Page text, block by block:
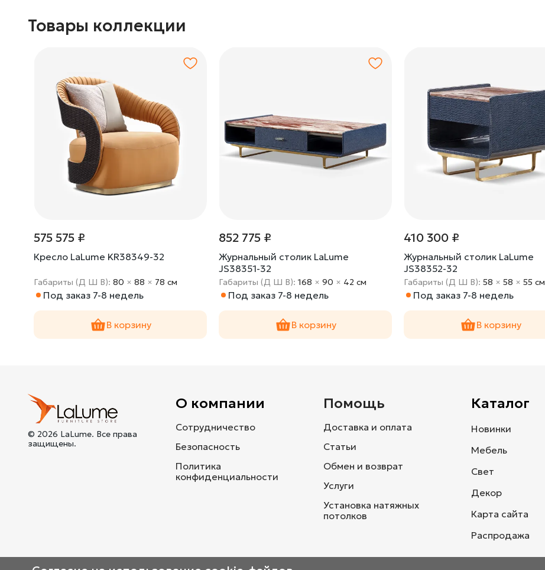
Товары коллекции
575 575 ₽
Кресло LaLume KR38349-32
Габариты (Д Ш В):80 ×88 × 78 cм
Под заказ 7-8 недель
В корзину
852 775 ₽
Журнальный столик LaLume
JS38351-32
Габариты (Д Ш В):168 ×90 × 42 cм
Под заказ 7-8 недель
В корзину
410 300 ₽
Журнальный столик LaLume
JS38352-32
Габариты (Д Ш В):58 ×58 ×55 cм
Под заказ 7-8 недель
В корзину
© 2026 LaLume. Все права
защищены.
О компании
Сотрудничество
Безопасность
Политика
конфиденциальности
Помощь
Доставка и оплата
Статьи
Обмен и возврат
Услуги
Установка натяжных
потолков
Каталог
Новинки
Мебель
Свет
Декор
Карта сайта
Распродажа